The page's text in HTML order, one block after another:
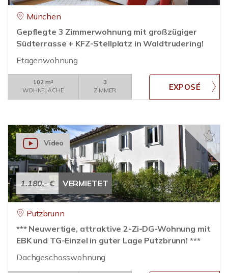
München
Gepflegte 3 Zimmerwohnung mit großzügiger
Südterrasse + KFZ-Stellplatz in Waldtrudering!
Etagenwohnung
102 m²
WOHNFLÄCHE
3
ZIMMER
1.180,- € VERMIETET
Video
Putzbrunn
*** Neuwertige, attraktive 2-Zi-DG-Wohnung mit
EBK und TG-Einzel in guter Lage Putzbrunn! ***
Dachgeschosswohnung